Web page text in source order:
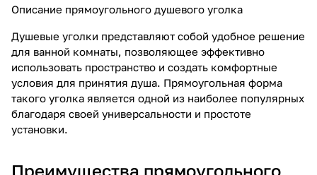
Описание прямоугольного душевого уголка
Душевые уголки представляют собой удобное решение
для ванной комнаты, позволяющее эффективно
использовать пространство и создать комфортные
условия для принятия душа. Прямоугольная форма
такого уголка является одной из наиболее популярных
благодаря своей универсальности и простоте
установки.
Преимущества прямоугольного